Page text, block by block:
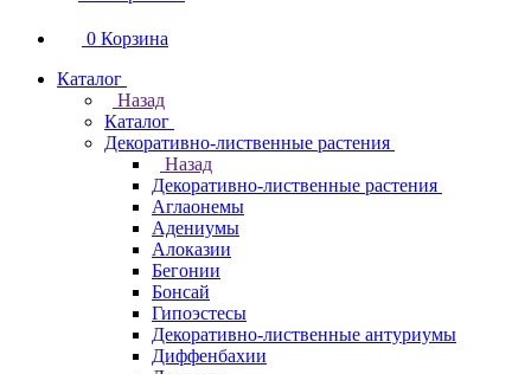
0 Корзина
Каталог
Назад
Каталог
Декоративно-лиственные растения
Назад
Декоративно-лиственные растения
Аглаонемы
Адениумы
Алоказии
Бегонии
Бонсай
Гипоэстесы
Декоративно-лиственные антуриумы
Диффенбахии